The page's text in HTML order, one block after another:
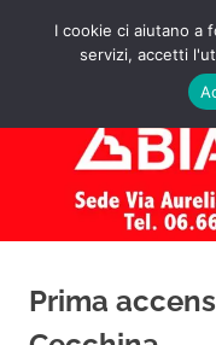
Caldaie
Biasi
Roma
Preventivo!
Prima
I cookie ci aiutano a
servizi, accetti